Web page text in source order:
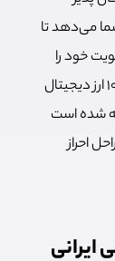
می‌دهد تا
خود را
کامل کنید و بتوانید به خرید و فروش بیش از ۱۰۰۰ ارز دیجیتال
شده است
احراز
ایرانی